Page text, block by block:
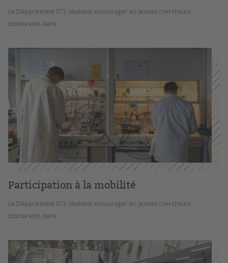
Le Département STS souhaite encourager les jeunes chercheurs
(doctorants dans...
Participation à la mobilité
Le Département STS souhaite encourager les jeunes chercheurs
(doctorants dans...